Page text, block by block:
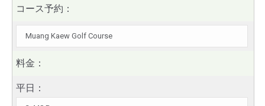
コース予約：
料金：
平日：